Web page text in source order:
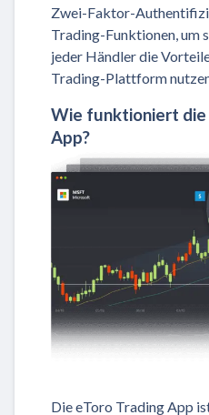
Zwei-Faktor-
Trading-Funktionen, um
jeder Händler die
Trading-Plattform
Wie funktioniert die
App?
Die eToro Trading App